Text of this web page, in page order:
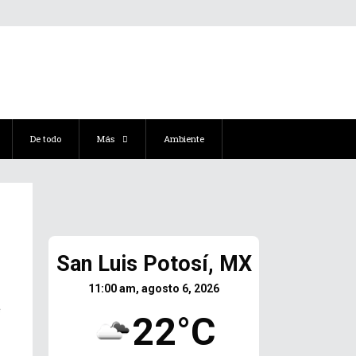
De todo Más Ambiente
San Luis Potosí, MX
11:00 am, agosto 6, 2026
22°C